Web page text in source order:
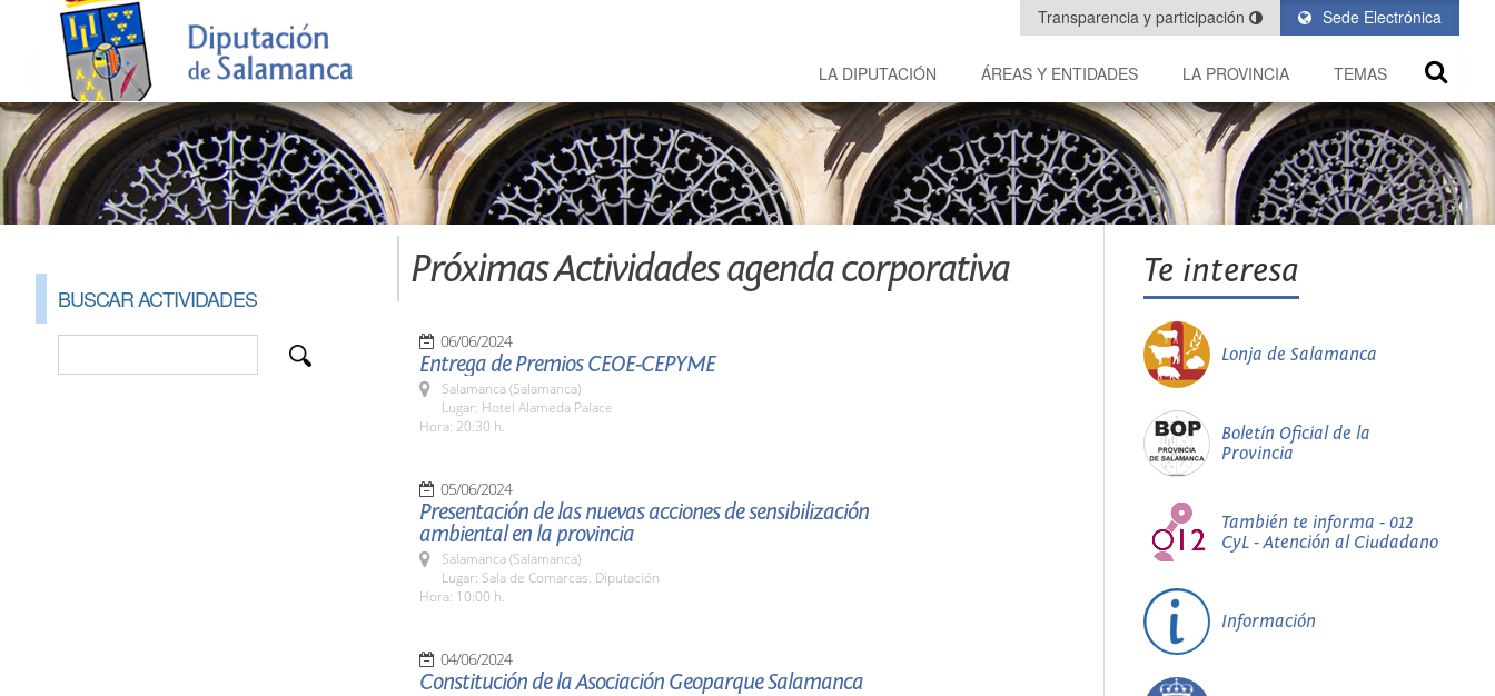
Sede Electrónica
Transparencia y participación
LA DIPUTACIÓN ÁREAS Y ENTIDADES LA PROVINCIA TEMAS
BUSCAR ACTIVIDADES
Próximas Actividades agenda corporativa
06/06/2024
Entrega de Premios CEOE-CEPYME
Salamanca (Salamanca)
Lugar: Hotel Alameda Palace
Hora: 20:30 h.
05/06/2024
Presentación de las nuevas acciones de sensibilización
ambiental en la provincia
Salamanca (Salamanca)
Lugar: Sala de Comarcas. Diputación
Hora: 10:00 h.
04/06/2024
Constitución de la Asociación Geoparque Salamanca
Te interesa
Lonja de Salamanca
Boletín Oficial de la
Provincia
También te informa - 012
CyL - Atención al Ciudadano
Información